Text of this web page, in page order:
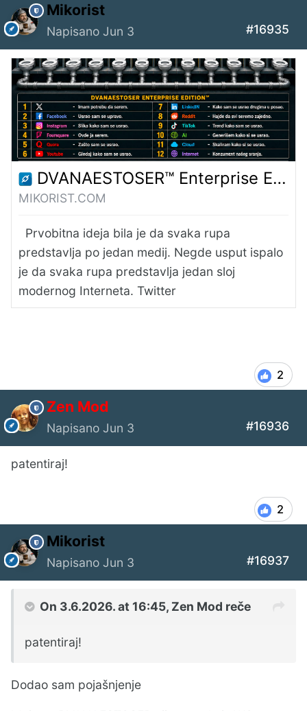
Mikorist
Napisano Jun 3 #16935
DVANAESTOSER™ Enterprise Edition – Mikorist
MIKORIST.COM
Prvobitna ideja bila je da svaka rupa
predstavlja po jedan medij. Negde usput ispalo
je da svaka rupa predstavlja jedan sloj
modernog Interneta. Twitter
2
Zen Mod
Napisano Jun 3 #16936
patentiraj!
2
Mikorist
Napisano Jun 3 #16937
On 3.6.2026. at 16:45, Zen Mod reče
patentiraj!
Dodao sam pojašnjenje